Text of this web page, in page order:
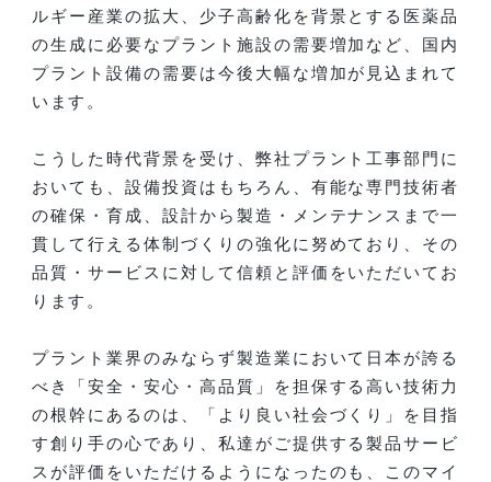
ルギー産業の拡大、少子高齢化を背景とする医薬品
の生成に必要なプラント施設の需要増加など、国内
プラント設備の需要は今後大幅な増加が見込まれて
います。
こうした時代背景を受け、弊社プラント工事部門に
おいても、設備投資はもちろん、有能な専門技術者
の確保・育成、設計から製造・メンテナンスまで一
貫して行える体制づくりの強化に努めており、その
品質・サービスに対して信頼と評価をいただいてお
ります。
プラント業界のみならず製造業において日本が誇る
べき「安全・安心・高品質」を担保する高い技術力
の根幹にあるのは、「より良い社会づくり」を目指
す創り手の心であり、私達がご提供する製品サービ
スが評価をいただけるようになったのも、このマイ